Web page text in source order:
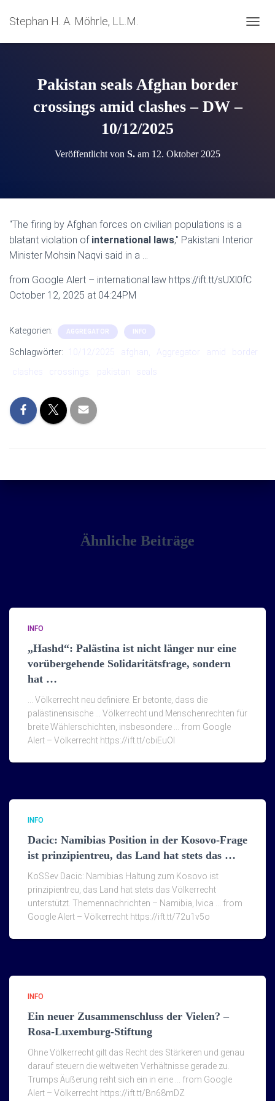
Stephan H. A. Möhrle, LL.M.
A
E
Pakistan seals Afghan border
crossings amid clashes – DW –
10/12/2025
Veröffentlicht von S. am 12. Oktober 2025
"The firing by Afghan forces on civilian populations is a
blatant violation of international laws," Pakistani Interior
Minister Mohsin Naqvi said in a …
from Google Alert – international law https://ift.tt/sUXl0fC
October 12, 2025 at 04:24PM
Kategorien: AGGREGATOR INFO
Schlagwörter: afghan, Aggregator amid
clashes
crossings: pakistan seals
Ähnliche Beiträge
INFO
„Hashd“: Palästina ist nicht länger nur eine
vorübergehende Solidaritätsfrage, sondern
hat …
… Völkerrecht neu definiere. Er betonte, dass die
palästinensische … Völkerrecht und Menschenrechten für
breite Wählerschichten, insbesondere … from Google
Alert – Völkerrecht https://ift.tt/cbiEuOI
INFO
Dacic: Namibias Position in der Kosovo-Frage
ist prinzipientreu, das Land hat stets das …
KoSSev Dacic: Namibias Haltung zum Kosovo ist
prinzipientreu, das Land hat stets das Völkerrecht
unterstützt. Themennachrichten – Namibia, Ivica … from
Google Alert – Völkerrecht https://ift.tt/72u1v5o
INFO
Ein neuer Zusammenschluss der Vielen? –
Rosa-Luxemburg-Stiftung
Ohne Völkerrecht gilt das Recht des Stärkeren und genau
darauf steuern die weltweiten Verhältnisse gerade zu.
Trumps Äußerung reiht sich ein in eine … from Google
Alert – Völkerrecht https://ift.tt/Bn68mDZ